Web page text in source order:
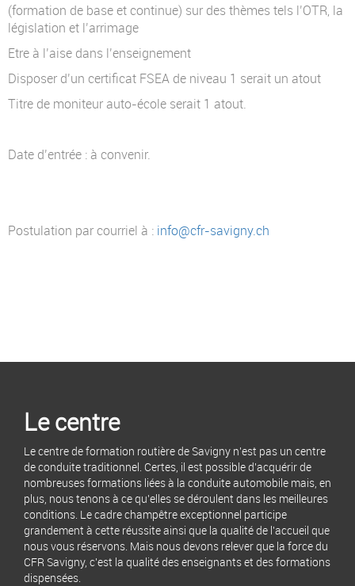
(formation de base et continue) sur des thèmes tels l’OTR, la
législation et l’arrimage
Etre à l’aise dans l’enseignement
Disposer d’un certificat FSEA de niveau 1 serait un atout
Titre de moniteur auto-école serait 1 atout.
Date d’entrée : à convenir.
Postulation par courriel à : info@cfr-savigny.ch
Le centre
Le centre de formation routière de Savigny n'est pas un centre
de conduite traditionnel. Certes, il est possible d'acquérir de
nombreuses formations liées à la conduite automobile mais, en
plus, nous tenons à ce qu'elles se déroulent dans les meilleures
conditions. Le cadre champêtre exceptionnel participe
grandement à cette réussite ainsi que la qualité de l'accueil que
nous vous réservons. Mais nous devons relever que la force du
CFR Savigny, c'est la qualité des enseignants et des formations
dispensées.